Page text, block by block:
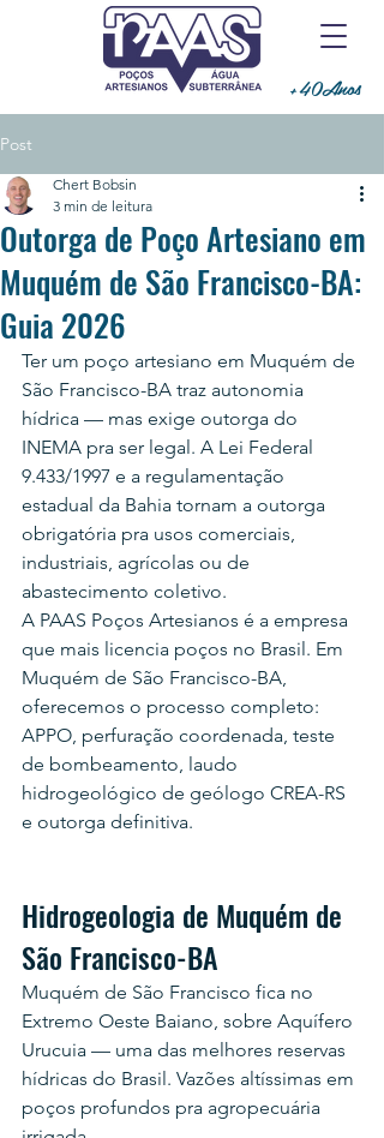
+40Anos
Post
Outorga de Poço Artesiano em
Muquém de São Francisco-BA:
Guia 2026
Chert Bobsin
3 min de leitura
Ter um poço artesiano em Muquém de
São Francisco-BA traz autonomia
hídrica — mas exige outorga do
INEMA pra ser legal. A Lei Federal
9.433/1997 e a regulamentação
estadual da Bahia tornam a outorga
obrigatória pra usos comerciais,
industriais, agrícolas ou de
abastecimento coletivo.
A PAAS Poços Artesianos é a empresa
que mais licencia poços no Brasil. Em
Muquém de São Francisco-BA,
oferecemos o processo completo:
APPO, perfuração coordenada, teste
de bombeamento, laudo
hidrogeológico de geólogo CREA-RS
e outorga definitiva.
Hidrogeologia de Muquém de
São Francisco-BA
Muquém de São Francisco fica no
Extremo Oeste Baiano, sobre Aquífero
Urucuia — uma das melhores reservas
hídricas do Brasil. Vazões altíssimas em
poços profundos pra agropecuária